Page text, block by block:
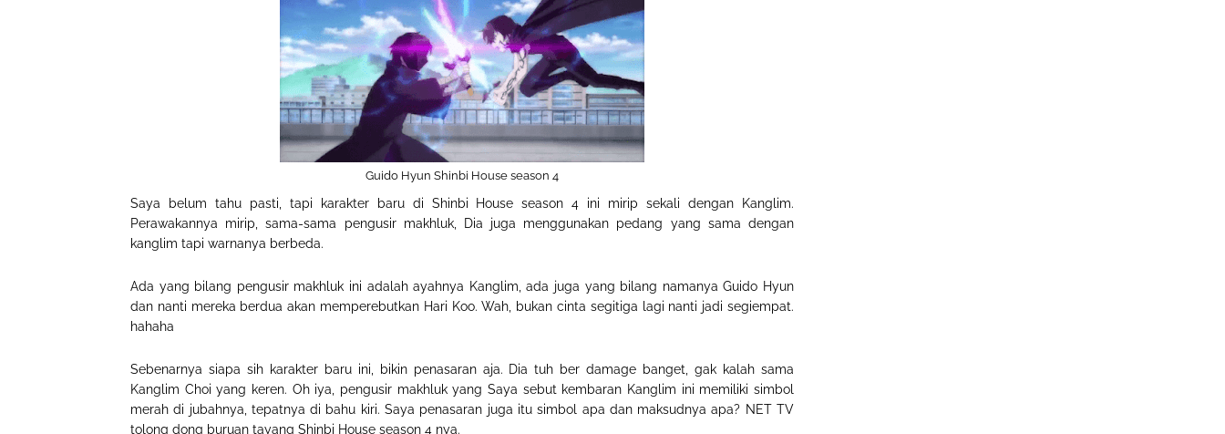
Guido Hyun Shinbi House season 4
Saya belum tahu pasti, tapi karakter baru di Shinbi House season 4 ini mirip sekali dengan Kanglim.
Perawakannya mirip, sama-sama pengusir makhluk, Dia juga menggunakan pedang yang sama dengan
kanglim tapi warnanya berbeda.
Ada yang bilang pengusir makhluk ini adalah ayahnya Kanglim, ada juga yang bilang namanya Guido Hyun
dan nanti mereka berdua akan memperebutkan Hari Koo. Wah, bukan cinta segitiga lagi nanti jadi segiempat.
hahaha
Sebenarnya siapa sih karakter baru ini, bikin penasaran aja. Dia tuh ber damage banget, gak kalah sama
Kanglim Choi yang keren. Oh iya, pengusir makhluk yang Saya sebut kembaran Kanglim ini memiliki simbol
merah di jubahnya, tepatnya di bahu kiri. Saya penasaran juga itu simbol apa dan maksudnya apa? NET TV
tolong dong buruan tayang Shinbi House season 4 nya.